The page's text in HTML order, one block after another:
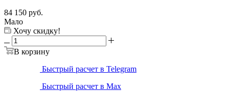
84 150 руб.
Мало
Хочу скидку!
В корзину
Быстрый расчет в Telegram
Быстрый расчет в Max